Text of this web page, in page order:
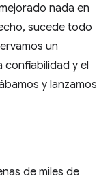
nada en
sucede todo
un
confiabilidad y el
y lanzamos
de miles de